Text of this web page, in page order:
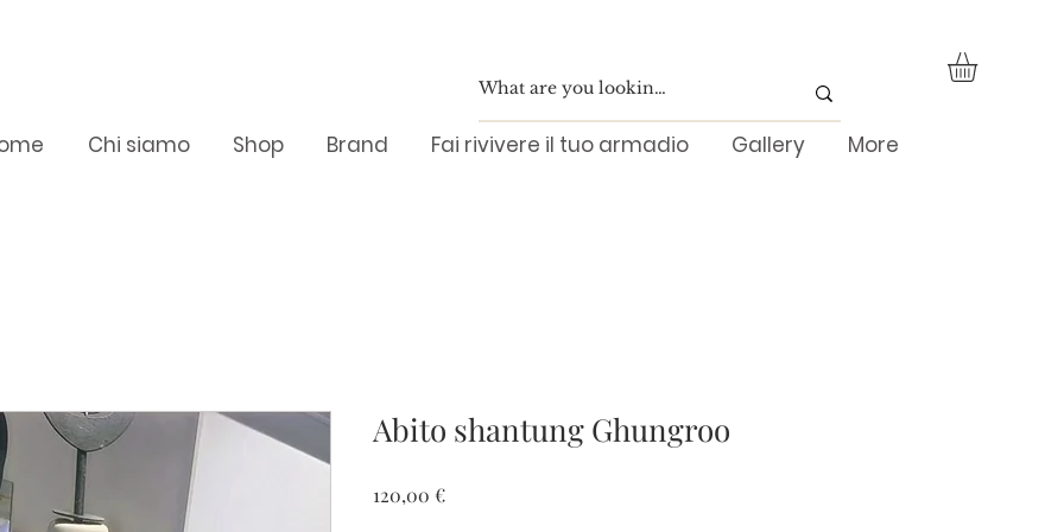
Chi siamo Shop Brand Fai rivivere il tuo armadio Gallery More
Abito shantung Ghungroo
120,00 €Prezzo